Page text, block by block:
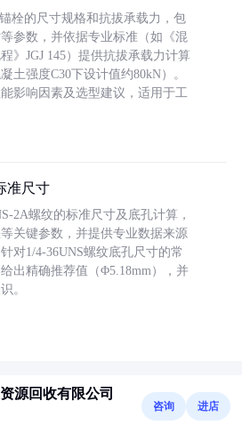
栓的尺寸规格和抗拔承载力，包
参数，并依据专业标准（如《混
》JGJ 145）提供抗拔承载力计算
土强度C30下设计值约80kN）。
影响因素及选型建议，适用于工
准尺寸
2A螺纹的标准尺寸及底孔计算，
关键参数，并提供专业数据来源
对1/4-36UNS螺纹底孔尺寸的常
出精确推荐值（Φ5.18mm），并
。
源回收有限公司
咨询 进店